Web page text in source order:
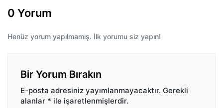
0 Yorum
Henüz yorum yapılmamış. İlk yorumu siz yapın!
Bir Yorum Bırakın
E-posta adresiniz yayımlanmayacaktır. Gerekli
alanlar * ile işaretlenmişlerdir.